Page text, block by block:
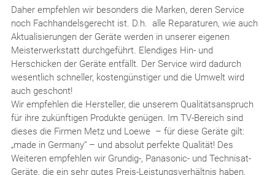
Daher empfehlen wir besonders die Marken, deren Service
noch Fachhandelsgerecht ist. D.h. alle Reparaturen, wie auch
Aktualisierungen der Geräte werden in unserer eigenen
Meisterwerkstatt durchgeführt. Elendiges Hin- und
Herschicken der Geräte entfällt. Der Service wird dadurch
wesentlich schneller, kostengünstiger und die Umwelt wird
auch geschont!
Wir empfehlen die Hersteller, die unserem Qualitätsanspruch
für ihre zukünftigen Produkte genügen. Im TV-Bereich sind
dieses die Firmen Metz und Loewe – für diese Geräte gilt:
„made in Germany“ – und absolut perfekte Qualität! Des
Weiteren empfehlen wir Grundig-, Panasonic- und Technisat-
Geräte, die ein sehr gutes Preis-Leistungsverhältnis haben.